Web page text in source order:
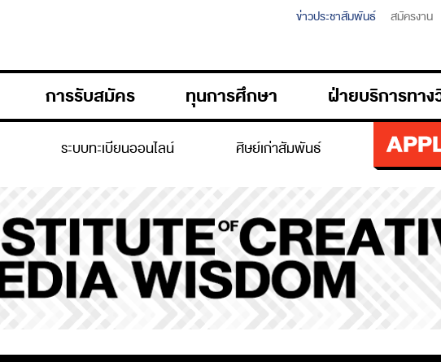
ข่าวประชาสัมพันธ์ สมัครงาน
การรับสมัคร ทุนการศึกษา ฝ่ายบริการทาง
ระบบทะเบียนออนไลน์ ศิษย์เก่าสัมพันธ์